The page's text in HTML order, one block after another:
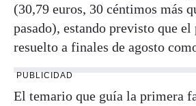
(30,79 euros, 30 céntimos más
pasado), estando previsto que el
resuelto a finales de agosto
PUBLICIDAD
El temario que guía la primera